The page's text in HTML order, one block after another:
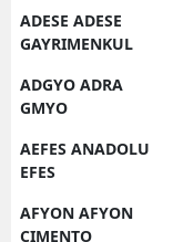
ADESE ADESE
GAYRIMENKUL
ADGYO ADRA
GMYO
AEFES ANADOLU
EFES
AFYON AFYON
CIMENTO